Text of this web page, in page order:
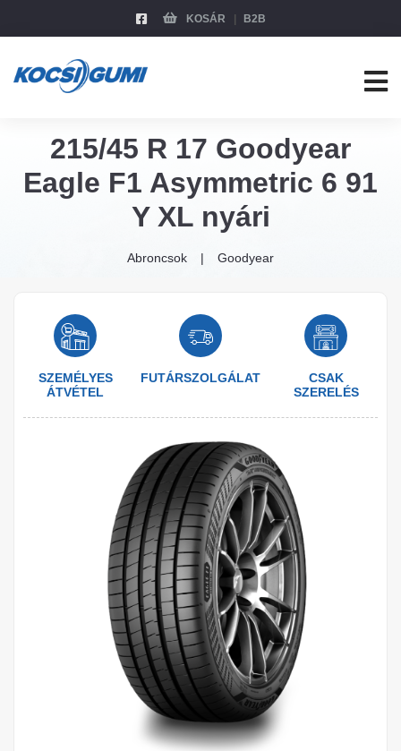
KOSÁR B2B
215/45 R 17 Goodyear
Eagle F1 Asymmetric 6 91
Y XL nyári
Abroncsok Goodyear
SZEMÉLYES
ÁTVÉTEL
FUTÁRSZOLGÁLAT
CSAK
SZERELÉS